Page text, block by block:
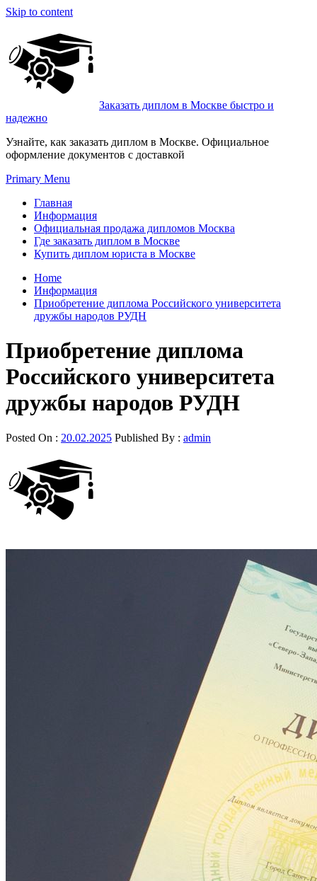
Skip to content
Заказать диплом в Москве быстро и
надежно
Узнайте, как заказать диплом в Москве. Официальное
оформление документов с доставкой
Primary Menu
Главная
Информация
Официальная продажа дипломов Москва
Где заказать диплом в Москве
Купить диплом юриста в Москве
Home
Информация
Приобретение диплома Российского университета
дружбы народов РУДН
Приобретение диплома
Российского университета
дружбы народов РУДН
Posted On : 20.02.2025 Published By : admin